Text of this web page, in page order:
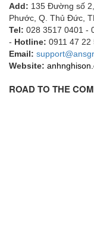
Flowserve
Fluke Process
FMS Vietnam
FOKO / Wintriss
Fomotech Vietnam
Add: 135 Đường số
Phước, Q. Thủ Đức,
Tel: 028 3517 0401 -
- Hotline: 0911 47 22
Email:
Website:
ROAD TO THE